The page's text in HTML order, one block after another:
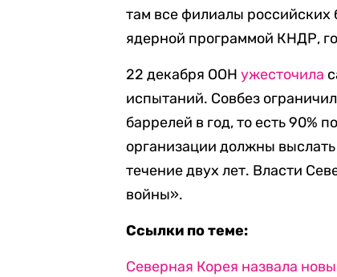
там все филиалы российских
ядерной программой КНДР,
22 декабря ООНужесточила
испытаний. Совбез
баррелей в год, то есть 90%
организации должны
течение двух лет. Власти
войны».
Ссылки по теме:
Северная Корея назвала